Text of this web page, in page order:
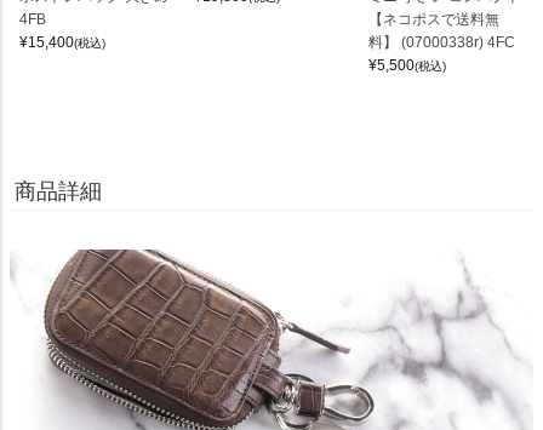
4FB
¥15,400(税込)
【ネコポスで送料無
料】 (07000338r) 4FC
¥5,500(税込)
商品詳細